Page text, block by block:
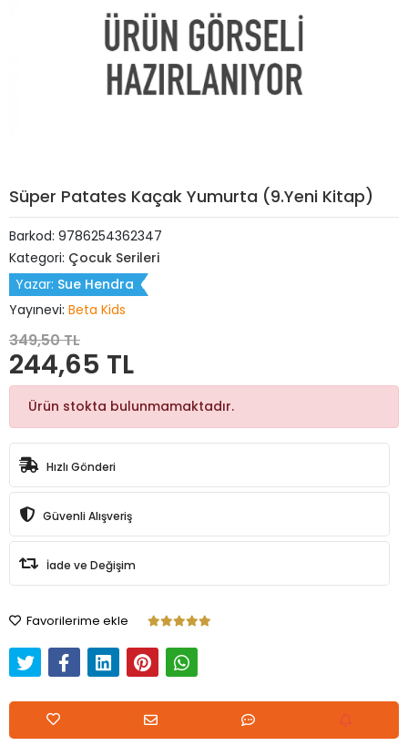
Süper Patates Kaçak Yumurta (9.Yeni Kitap)
Barkod: 9786254362347
Kategori: Çocuk Serileri
Yazar: Sue Hendra
Yayınevi: Beta Kids
349,50 TL
244,65 TL
Ürün stokta bulunmamaktadır.
Hızlı Gönderi
Güvenli Alışveriş
İade ve Değişim
Favorilerime ekle